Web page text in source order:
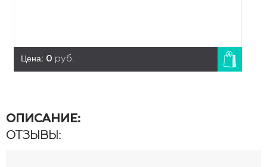
Цена: 0 руб.
ОПИСАНИЕ:
ОТЗЫВЫ: